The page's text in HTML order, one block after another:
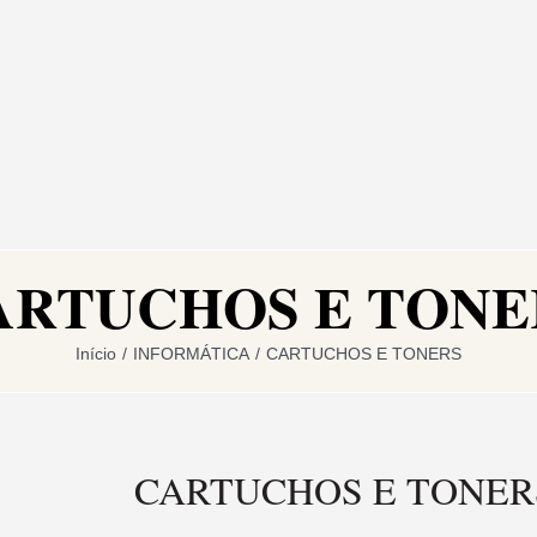
E
Início / INFORMÁTICA / CARTUCHOS E TONERS
CARTUCHOS E